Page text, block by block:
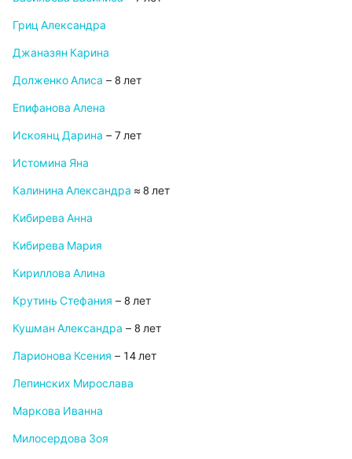
Гриц Александра
Джаназян Карина
Долженко Алиса – 8 лет
Епифанова Алена
Искоянц Дарина – 7 лет
Истомина Яна
Калинина Александра ≈ 8 лет
Кибирева Анна
Кибирева Мария
Кириллова Алина
Крутинь Стефания – 8 лет
Кушман Александра – 8 лет
Ларионова Ксения – 14 лет
Лепинских Мирослава
Маркова Иванна
Милосердова Зоя